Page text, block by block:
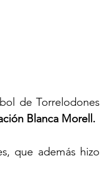
de Torrelodones
Blanca Morell.
que además hizo